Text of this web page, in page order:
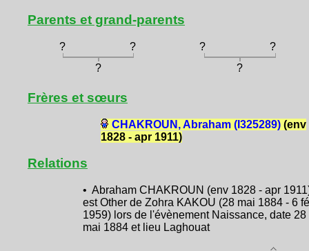
Parents et grand-parents
? ? ?
?
?
?
Frères et sœurs
CHAKROUN, Abraham (I325289)(env
1828 - apr 1911)
Relations
• Abraham CHAKROUN (env 1828 - apr
est Other de Zohra KAKOU (28 mai 1884 - 6
1959) lors de l'évènement Naissance, date 28
mai 1884 et lieu Laghouat